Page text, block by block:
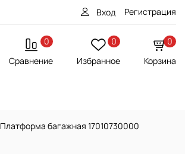
Вход Регистрация
0
Сравнение
0
Избранное
0
Корзина
Платформа багажная 17010730000